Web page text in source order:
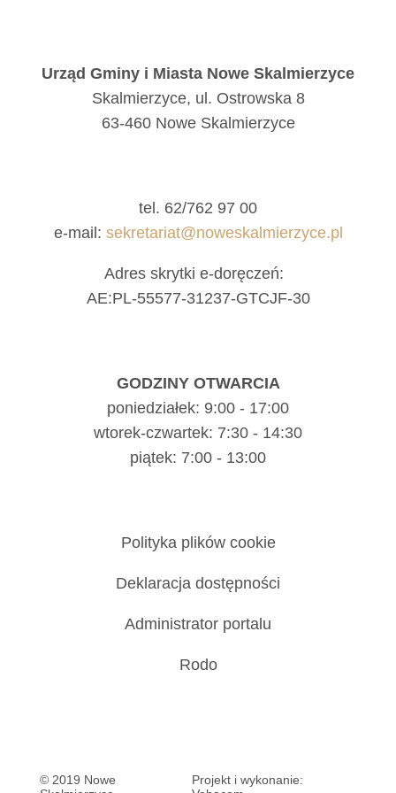
Urząd Gminy i Miasta Nowe Skalmierzyce
Skalmierzyce, ul. Ostrowska 8
63-460 Nowe Skalmierzyce
tel. 62/762 97 00
e-mail: sekretariat@noweskalmierzyce.pl
Adres skrytki e-doręczeń:
AE:PL-55577-31237-GTCJF-30
GODZINY OTWARCIA
poniedziałek: 9:00 - 17:00
wtorek-czwartek: 7:30 - 14:30
piątek: 7:00 - 13:00
Polityka plików cookie
Deklaracja dostępności
Administrator portalu
Rodo
© 2019 Nowe
Projekt i wykonanie: